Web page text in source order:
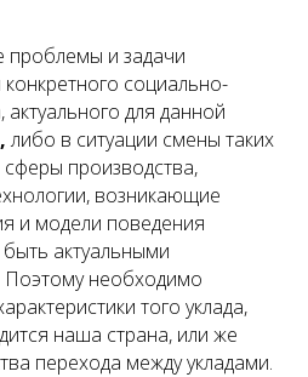
проблемы и задачи
социально-
для данной
, либо в ситуации смены таких
сферы производства,
возникающие
и модели поведения
актуальными
Поэтому необходимо
того уклада,
наша страна, или же
перехода между укладами.